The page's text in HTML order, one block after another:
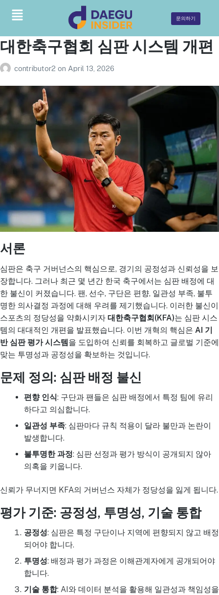
문의하기
대한축구협회 심판 시스템 개편
contributor2 on April 13, 2026
서론
심판은 축구 거버넌스의 핵심으로, 경기의 공정성과 신뢰성을 보
장합니다. 그러나 최근 몇 년간 한국 축구에서는 심판 배정에 대
한 불신이 커졌습니다. 팬, 선수, 구단은 편향, 일관성 부족, 불투
명한 의사결정 과정에 대해 우려를 제기했습니다. 이러한 불신이
스포츠의 정당성을 약화시키자 대한축구협회(KFA)는 심판 시스
템의 대대적인 개편을 발표했습니다. 이번 개혁의 핵심은 AI 기
반 심판 평가 시스템을 도입하여 신뢰를 회복하고 글로벌 기준에
맞는 투명성과 공정성을 확보하는 것입니다.
문제 정의: 심판 배정 불신
편향 인식: 구단과 팬들은 심판 배정에서 특정 팀에 유리
하다고 의심합니다.
일관성 부족: 심판마다 규칙 적용이 달라 불만과 논란이
발생합니다.
불투명한 과정: 심판 선정과 평가 방식이 공개되지 않아
의혹을 키웁니다.
신뢰가 무너지면 KFA의 거버넌스 자체가 정당성을 잃게 됩니다.
평가 기준: 공정성, 투명성, 기술 통합
공정성: 심판은 특정 구단이나 지역에 편향되지 않고 배정
되어야 합니다.
투명성: 배정과 평가 과정은 이해관계자에게 공개되어야
합니다.
기술 통합: AI와 데이터 분석을 활용해 일관성과 책임성을